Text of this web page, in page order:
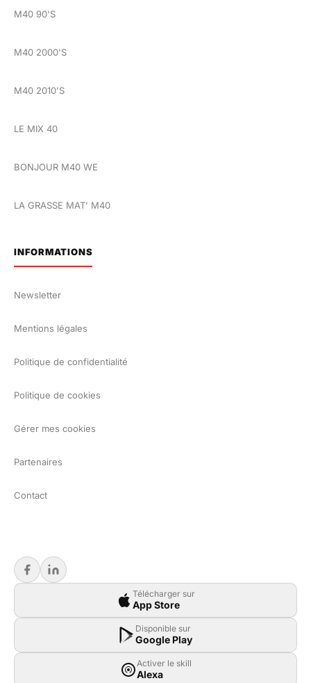
M40 90'S
M40 2000'S
M40 2010'S
LE MIX 40
BONJOUR M40 WE
LA GRASSE MAT' M40
INFORMATIONS
Newsletter
Mentions légales
Politique de confidentialité
Politique de cookies
Gérer mes cookies
Partenaires
Contact
Télécharger sur
App Store
Disponible sur
Google Play
Activer le skill
Alexa